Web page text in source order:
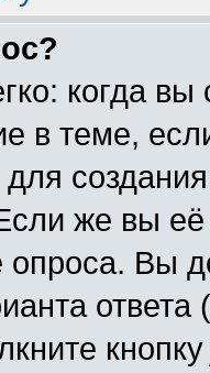
когда
в теме,
же вы её
опроса. Вы
ответа